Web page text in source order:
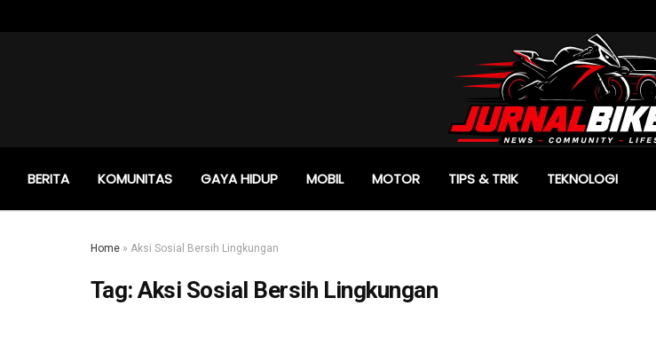
BERITA KOMUNITAS GAYA HIDUP MOBIL MOTOR TIPS & TRIK TEKNOLOGI
Home » Aksi Sosial Bersih Lingkungan
Tag:Aksi Sosial Bersih Lingkungan